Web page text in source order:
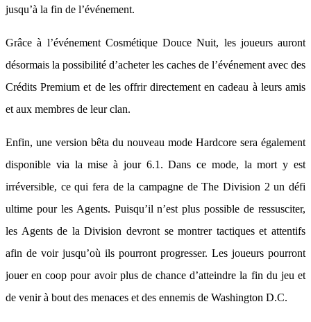
jusqu’à la fin de l’événement.
Grâce à l’événement Cosmétique Douce Nuit, les joueurs auront
désormais la possibilité d’acheter les caches de l’événement avec des
Crédits Premium et de les offrir directement en cadeau à leurs amis
et aux membres de leur clan.
Enfin, une version bêta du nouveau mode Hardcore sera également
disponible via la mise à jour 6.1. Dans ce mode, la mort y est
irréversible, ce qui fera de la campagne de The Division 2 un défi
ultime pour les Agents. Puisqu’il n’est plus possible de ressusciter,
les Agents de la Division devront se montrer tactiques et attentifs
afin de voir jusqu’où ils pourront progresser. Les joueurs pourront
jouer en coop pour avoir plus de chance d’atteindre la fin du jeu et
de venir à bout des menaces et des ennemis de Washington D.C.